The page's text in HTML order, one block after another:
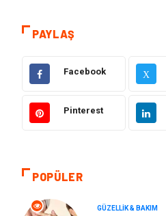
Moda
Yazılım
Giyim
PAYLAŞ
Facebook X
Pinterest
POPÜLER
GÜZELLIK & BAKIM